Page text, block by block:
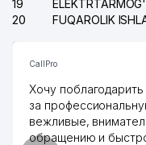
19
20
CallPro
Хочу
за
вежливые,
обращению и